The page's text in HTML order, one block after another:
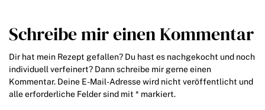
Schreibe mir einen Kommentar
Dir hat mein Rezept gefallen? Du hast es nachgekocht und noch
individuell verfeinert? Dann schreibe mir gerne einen
Kommentar. Deine E-Mail-Adresse wird nicht veröffentlicht und
alle erforderliche Felder sind mit * markiert.